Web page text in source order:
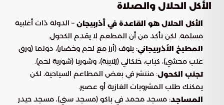
الأكل الحلال والصلاة
الأكل الحلال هو القاعدة في أذربيجان – الدولة ذات أغلبية
مسلمة. لكن تأكد من أن المطعم لا يقدم الكحول.
المطبخ الأذربيجاني: بلوف (أرز مع لحم وخضار)، دولما (ورق
عنب محشي)، كباب، خنكالي (زلابية)، وشوربا (شوربة لحم).
تجنب الكحول: منتشر في بعض المطاعم السياحية، لكن
يمكنك طلب المشروبات الغازية أو عصير.
المساجد: مسجد محمد في باكو (مسجد سني)، مسجد حيدر